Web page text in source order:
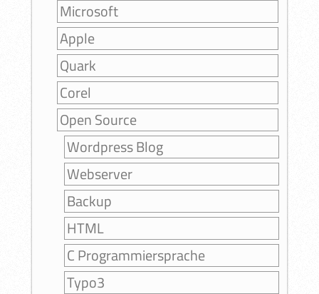
Microsoft
Apple
Quark
Corel
Open Source
Wordpress Blog
Webserver
Backup
HTML
C Programmiersprache
Typo3